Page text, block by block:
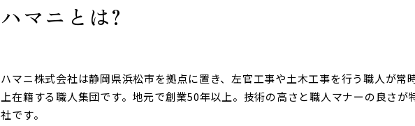
ハマニとは?
ハマニ株式会社は静岡県浜松市を拠点に置き、左官工事や土木工事を行う職人が常
上在籍する職人集団です。地元で創業50年以上。技術の高さと職人マナーの良さが
社です。